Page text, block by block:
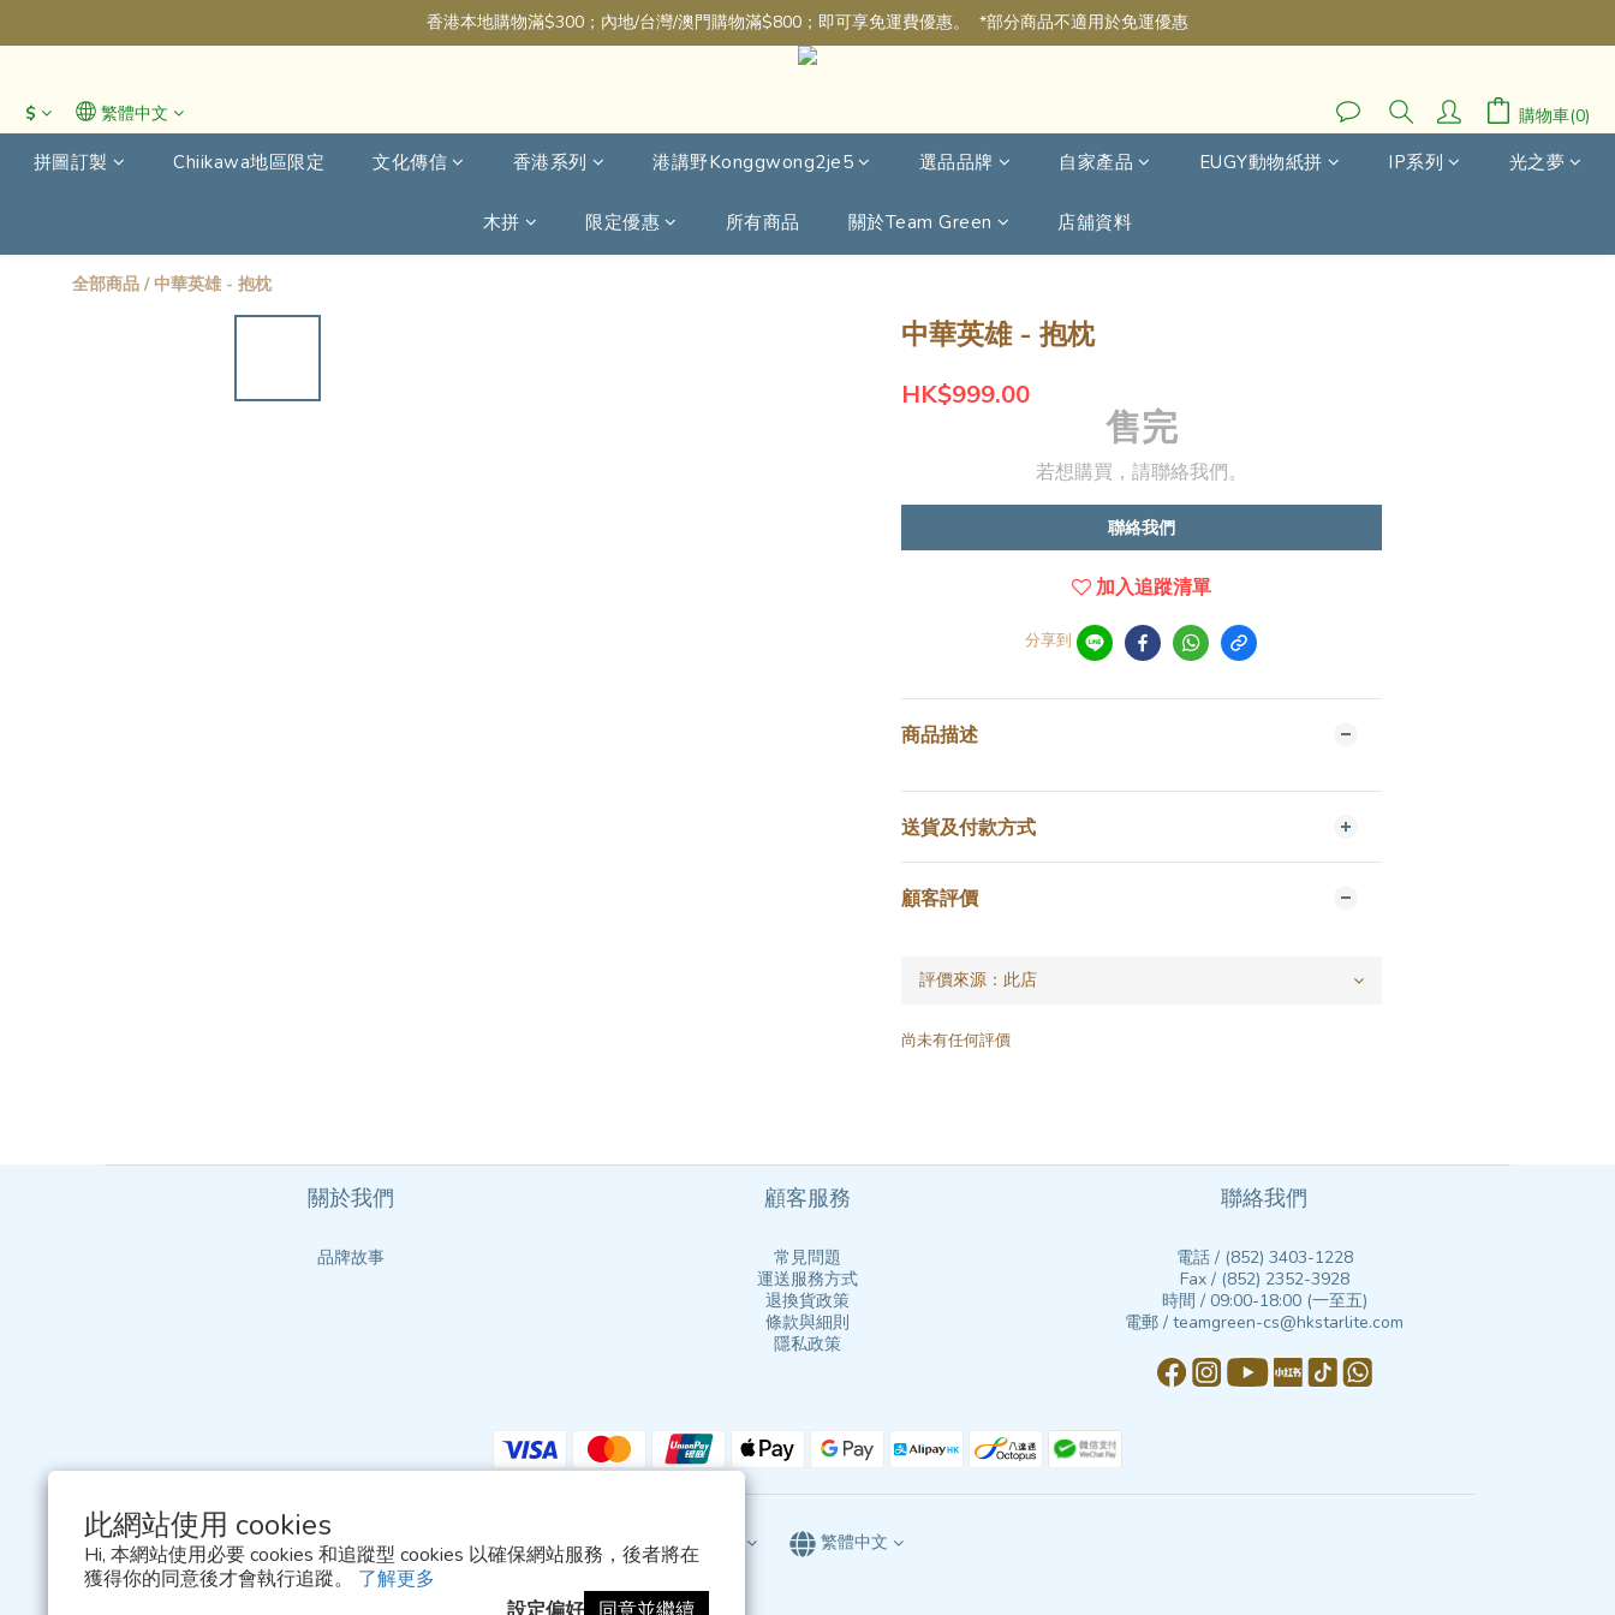
此網站使用 cookies
Hi, 本網站使用必要 cookies 和追蹤型 cookies 以確保網站服務，後者將在
獲得你的同意後才會執行追蹤。 了解更多
香港本地購物滿$300；內地/台灣/澳門購物滿$800；即可享免運費優惠。  *部分商品不適用於免運優惠
$ 繁體中文 購物車(0)
拼圖訂製 Chiikawa地區限定 文化傳信 香港系列 港講野Konggwong2je5 選品品牌 自家產品 EUGY動物紙拼 IP系列 光之夢
木拼 限定優惠 所有商品 關於Team Green 店舖資料
全部商品 /中華英雄 - 抱枕
中華英雄 - 抱枕
HK$999.00
售完
若想購買，請聯絡我們。
聯絡我們
加入追蹤清單
分享到
商品描述
送貨及付款方式
顧客評價
尚未有任何評價
關於我們
品牌故事
顧客服務
常見問題
運送服務方式
退換貨政策
條款與細則
隱私政策
聯絡我們
電話 / (852) 3403-1228
Fax / (852) 2352-3928
時間 / 09:00-18:00 (一至五)
電郵 / teamgreen-cs@hkstarlite.com
$ 繁體中文